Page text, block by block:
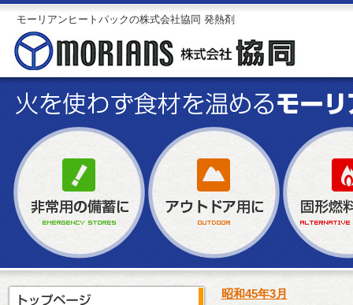
モーリアンヒートパックの株式会社協同 発熱剤
昭和45年3月